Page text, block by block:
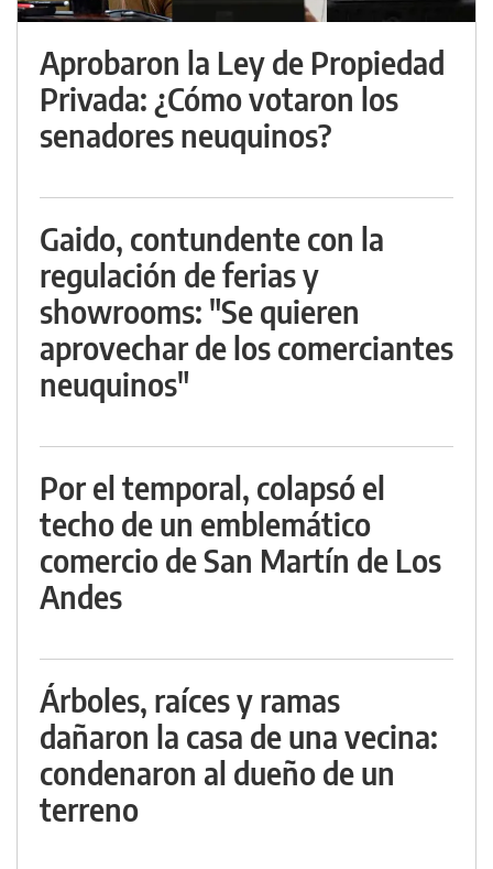
Aprobaron la Ley de Propiedad
Privada: ¿Cómo votaron los
senadores neuquinos?
Gaido, contundente con la
regulación de ferias y
showrooms: "Se quieren
aprovechar de los comerciantes
neuquinos"
Por el temporal, colapsó el
techo de un emblemático
comercio de San Martín de Los
Andes
Árboles, raíces y ramas
dañaron la casa de una vecina:
condenaron al dueño de un
terreno